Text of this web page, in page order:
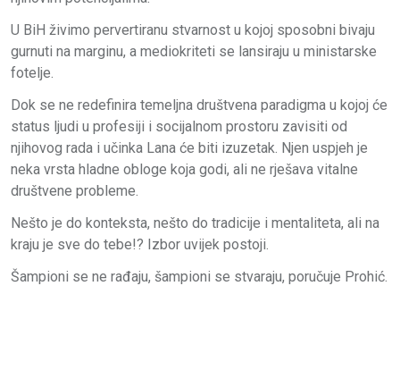
U BiH živimo pervertiranu stvarnost u kojoj sposobni bivaju
gurnuti na marginu, a mediokriteti se lansiraju u ministarske
fotelje.
Dok se ne redefinira temeljna društvena paradigma u kojoj će
status ljudi u profesiji i socijalnom prostoru zavisiti od
njihovog rada i učinka Lana će biti izuzetak. Njen uspjeh je
neka vrsta hladne obloge koja godi, ali ne rješava vitalne
društvene probleme.
Nešto je do konteksta, nešto do tradicije i mentaliteta, ali na
kraju je sve do tebe!? Izbor uvijek postoji.
Šampioni se ne rađaju, šampioni se stvaraju, poručuje Prohić.